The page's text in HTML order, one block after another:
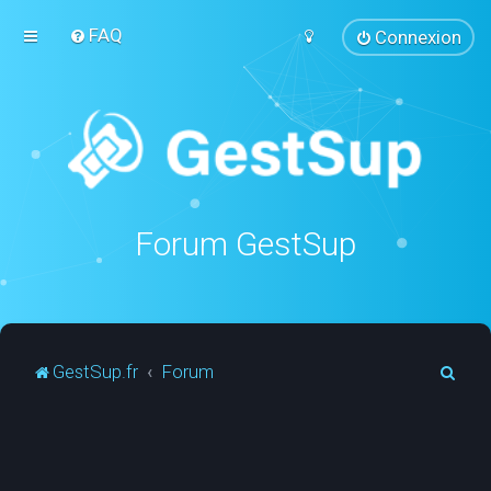
FAQ Connexion
Forum GestSup
GestSup.fr Forum